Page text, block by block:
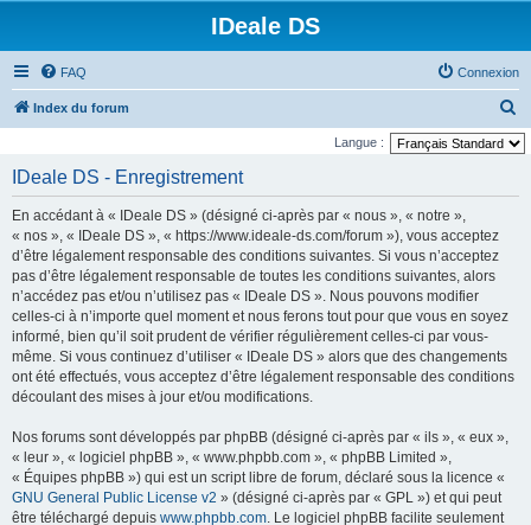
IDeale DS
FAQ Connexion
Index du forum
e
Langue :
IDeale DS - Enregistrement
En accédant à « IDeale DS » (désigné ci-après par « nous », « notre »,
« nos », « IDeale DS », « https://www.ideale-ds.com/forum »), vous acceptez
d’être légalement responsable des conditions suivantes. Si vous n’acceptez
pas d’être légalement responsable de toutes les conditions suivantes, alors
n’accédez pas et/ou n’utilisez pas « IDeale DS ». Nous pouvons modifier
celles-ci à n’importe quel moment et nous ferons tout pour que vous en soyez
informé, bien qu’il soit prudent de vérifier régulièrement celles-ci par vous-
même. Si vous continuez d’utiliser « IDeale DS » alors que des changements
ont été effectués, vous acceptez d’être légalement responsable des conditions
découlant des mises à jour et/ou modifications.
Nos forums sont développés par phpBB (désigné ci-après par « ils », « eux »,
« leur », « logiciel phpBB », « www.phpbb.com », « phpBB Limited »,
« Équipes phpBB ») qui est un script libre de forum, déclaré sous la licence «
GNU General Public License v2 » (désigné ci-après par « GPL ») et qui peut
être téléchargé depuis www.phpbb.com. Le logiciel phpBB facilite seulement